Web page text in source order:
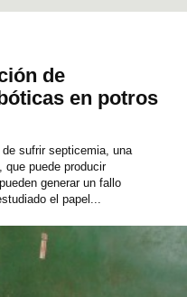
de
en potros
sufrir septicemia, una
que puede producir
generar un fallo
el papel...